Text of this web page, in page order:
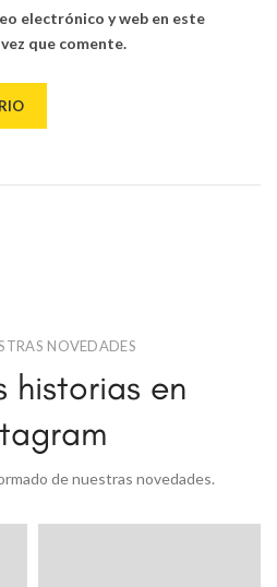
electrónico y web en este
que comente.
NOVEDADES
historias en
de nuestras novedades.